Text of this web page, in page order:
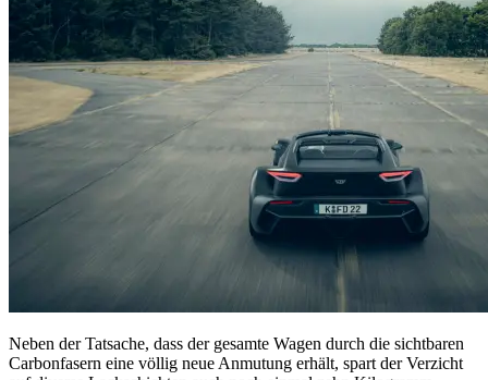
Neben der Tatsache, dass der gesamte Wagen durch die sichtbaren
Carbonfasern eine völlig neue Anmutung erhält, spart der Verzicht